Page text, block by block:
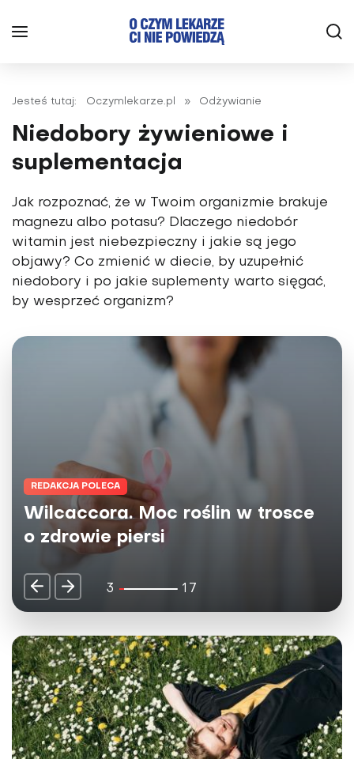
Jesteś tutaj: Oczymlekarze.pl » Odżywianie
Niedobory żywieniowe i
suplementacja
Jak rozpoznać, że w Twoim organizmie brakuje
magnezu albo potasu? Dlaczego niedobór
witamin jest niebezpieczny i jakie są jego
objawy? Co zmienić w diecie, by uzupełnić
niedobory i po jakie suplementy warto sięgać,
by wesprzeć organizm?
REDAKCJA POLECA
Wilcaccora. Moc roślin w trosce
o zdrowie piersi
3 17